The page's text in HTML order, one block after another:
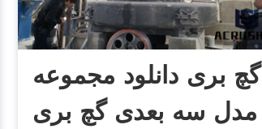
گچ بری دانلود مجموعه
مدل سه بعدی گچ بری